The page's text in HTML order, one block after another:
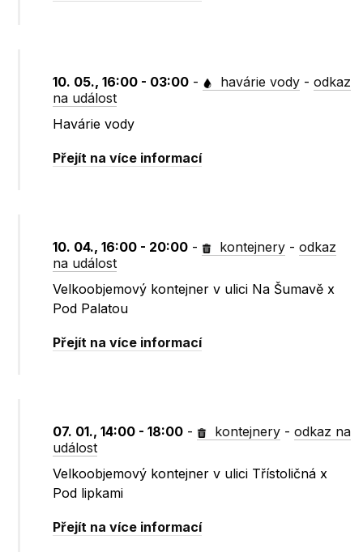
10. 05., 16:00 - 03:00 - havárie vody -odkaz
na událost
Havárie vody
Přejít na více informací
10. 04., 16:00 - 20:00 - kontejnery -odkaz
na událost
Velkoobjemový kontejner v ulici Na Šumavě x
Pod Palatou
Přejít na více informací
07. 01., 14:00 - 18:00 - kontejnery -odkaz na
událost
Velkoobjemový kontejner v ulici Třístoličná x
Pod lipkami
Přejít na více informací